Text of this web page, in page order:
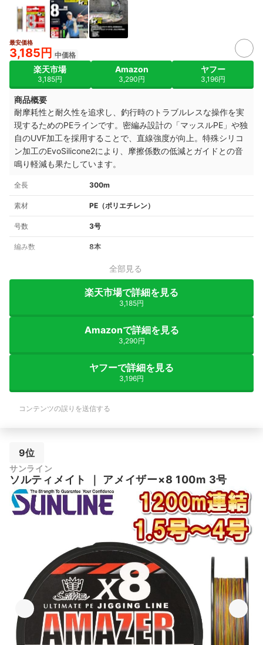
最安価格
3,185円 中価格
楽天市場
3,185円
Amazon
3,290円
ヤフー
3,196円
商品概要
耐摩耗性と耐久性を追求し、釣行時のトラブルレスな操作を実
現するためのPEラインです。密編み設計の「マッスルPE」や独
自のUVF加工を採用することで、直線強度が向上。特殊シリコ
ン加工のEvoSilicone2により、摩擦係数の低減とガイドとの音
鳴り軽減も果たしています。
全長 300m
素材 PE（ポリエチレン）
号数 3号
編み数 8本
全部見る
楽天市場で詳細を見る
3,185円
Amazonで詳細を見る
3,290円
ヤフーで詳細を見る
3,196円
コンテンツの誤りを送信する
9位
サンライン
ソルティメイト ｜ アメイザー×8 100m 3号